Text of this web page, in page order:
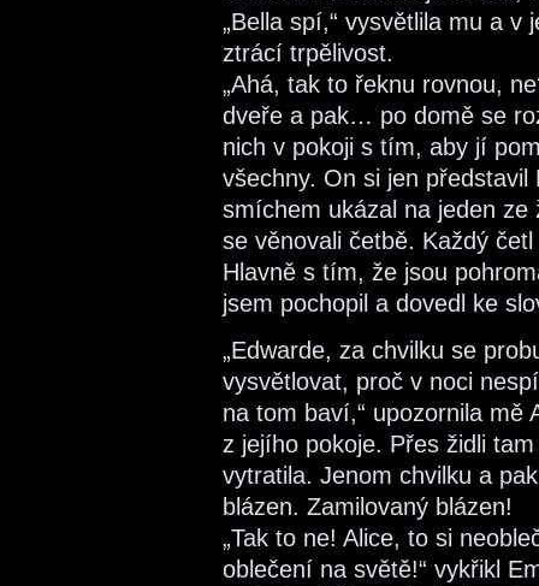
„Bella spí,“ vysvětlila mu a
ztrácí trpělivost.
„Ahá, tak to řeknu rovnou,
dveře a pak… po domě se
nich v pokoji s tím, aby jí
všechny. On si jen
smíchem ukázal na jeden ze
se věnovali četbě. Každý
Hlavně s tím, že jsou
jsem pochopil a dovedl ke
„Edwarde, za chvilku se
vysvětlovat, proč v noci
na tom baví,“ upozornila mě
z jejího pokoje. Přes židli
vytratila. Jenom chvilku a
blázen. Zamilovaný blázen!
„Tak to ne! Alice, to si
oblečení na světě!“ vykřikl